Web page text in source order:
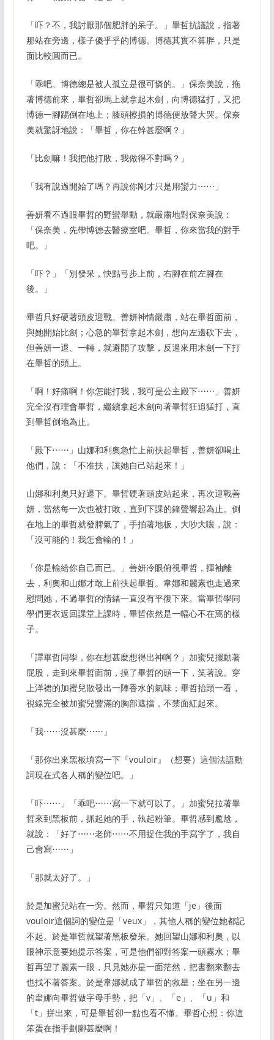
「吓？不，我討厭那個肥胖的呆子。」畢哲抗議說，指著
那站在旁邊，樣子傻乎乎的博德。博德其實不算胖，只是
面比較圓而已。
「乖吧。博德總是被人孤立是很可憐的。」保奈美說，拖
著博德前來，畢哲卻馬上就拿起木劍，向博德猛打，又把
博德一腳踢倒在地上；膝頭擦損的博德便放聲大哭。保奈
美就驚訝地說：「畢哲，你在幹甚麼啊？」
「比劍嘛！我把他打敗，我做得不對嗎？」
「我有說過開始了嗎？再說你剛才只是用蠻力⋯⋯」
善妍看不過眼畢哲的野蠻舉動，就嚴肅地對保奈美說：
「保奈美，先帶博德去醫療室吧。畢哲，你來當我的對手
吧。」
「吓？」「別發呆，快點弓步上前，右腳在前左腳在
後。」
畢哲只好硬著頭皮迎戰。善妍神情嚴肅，站在畢哲面前，
與她開始比劍；心急的畢哲拿起木劍，想向左邊砍下去，
但善妍一退、一轉，就避開了攻擊，反過來用木劍一下打
在畢哲的頭上。
「啊！好痛啊！你怎能打我，我可是公主殿下⋯⋯」善妍
完全沒有理會畢哲，繼續拿起木劍向著畢哲狂追猛打，直
到畢哲倒地為止。
「殿下⋯⋯」山娜和利奧急忙上前扶起畢哲，善妍卻喝止
他們，說：「不准扶，讓她自己站起來！」
山娜和利奧只好退下。畢哲硬著頭皮站起來，再次迎戰善
妍，當然每一次也被打敗，直到下課的鐘聲響起為止。倒
在地上的畢哲就發脾氣了，手拍著地板，大吵大嚷，說：
「沒可能的！我怎會輸的！」
「你是輸給你自己而已。」善妍冷眼俯視畢哲，揮袖離
去，利奧和山娜才敢上前扶起畢哲。韋娜和麗素也走過來
慰問她，不過畢哲的情緒一直沒有平復下來。當畢哲學同
學們更衣返回課堂上課時，畢哲依然是一幅心不在焉的樣
子。
「譚畢哲同學，你在想甚麼想得出神啊？」加蜜兒擺動著
屁股，走到來畢哲面前，摸了畢哲的頭一下，笑著說。穿
上洋裙的加蜜兒散發出一陣香水的氣味；畢哲抬頭一看，
視線完全被加蜜兒豐滿的胸部遮擋，不禁面紅起來。
「我⋯⋯沒甚麼⋯⋯」
「那你出來黑板填寫一下『vouloir』（想要）這個法語動
詞現在式各人稱的變位吧。」
「吓⋯⋯」「乖吧⋯⋯寫一下就可以了。」加蜜兒拉著畢
哲來到黑板前，抓起她的手，執起粉筆。畢哲感到尷尬，
就說：「好了⋯⋯老師⋯⋯不用捉住我的手寫字了，我自
己會寫⋯⋯」
「那就太好了。」
於是加蜜兒站在一旁。然而，畢哲只知道「je」後面
vouloir這個詞的變位是「veux」，其他人稱的變位她都記
不起。於是畢哲就望著黑板發呆。她回望山娜和利奧，以
眼神示意要她提示答案，可是他們卻對答案一頭霧水；畢
哲再望了麗素一眼，只見她亦是一面茫然，把書翻來翻去
也找不著答案。於是韋娜就成了畢哲的救星；坐在另一邊
的韋娜向畢哲做字母手勢，把「v」、「e」、「u」和
「t」拼出來，可是畢哲卻一點也看不懂。畢哲心想：你這
笨蛋在指手劃腳甚麼啊！